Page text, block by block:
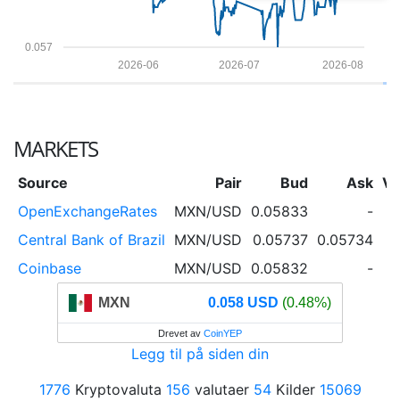
0.057
2026-08
2026-07
2026-06
MARKETS
Source Pair Bud Ask
OpenExchangeRates
MXN/USD 0.05833
-
Central Bank of Brazil MXN/USD 0.05737 0.05734
Coinbase
MXN/USD 0.05832 -
MXN 0.058 USD (0.48%)
Drevet av CoinYEP
Legg til på siden din
1776 Kryptovaluta 156 valutaer 54Kilder 15069